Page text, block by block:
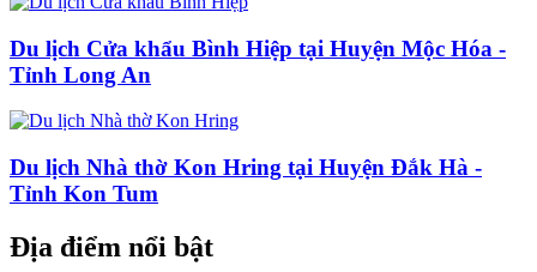
Du lịch Cửa khẩu Bình Hiệp tại Huyện Mộc Hóa -
Tỉnh Long An
Du lịch Nhà thờ Kon Hring tại Huyện Đắk Hà -
Tỉnh Kon Tum
Địa điểm nổi bật